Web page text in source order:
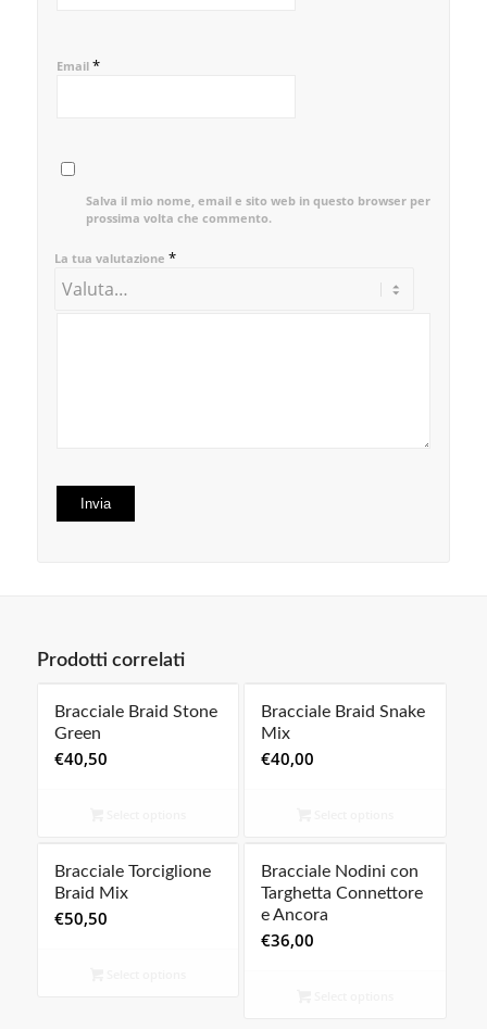
Email *
Salva il mio nome, email e sito web in questo browser per la
prossima volta che commento.
La tua valutazione *
Prodotti correlati
Bracciale Braid Stone
Green
€40,50
Bracciale Braid Snake
Mix
€40,00
Bracciale Torciglione
Braid Mix
€50,50
Bracciale Nodini con
Targhetta Connettore
e Ancora
€36,00